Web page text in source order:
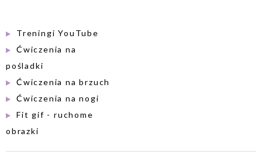
Treningi YouTube
Ćwiczenia na
pośladki
Ćwiczenia na brzuch
Ćwiczenia na nogi
Fit gif - ruchome
obrazki